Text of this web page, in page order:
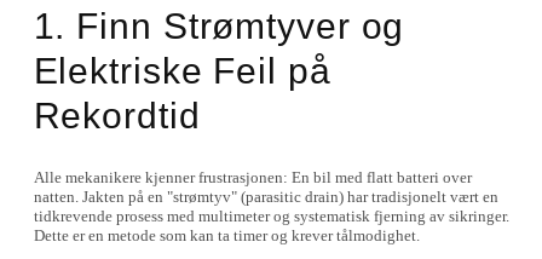
1. Finn Strømtyver og
Elektriske Feil på
Rekordtid
Alle mekanikere kjenner frustrasjonen: En bil med flatt batteri over
natten. Jakten på en "strømtyv" (parasitic drain) har tradisjonelt vært en
tidkrevende prosess med multimeter og systematisk fjerning av sikringer.
Dette er en metode som kan ta timer og krever tålmodighet.